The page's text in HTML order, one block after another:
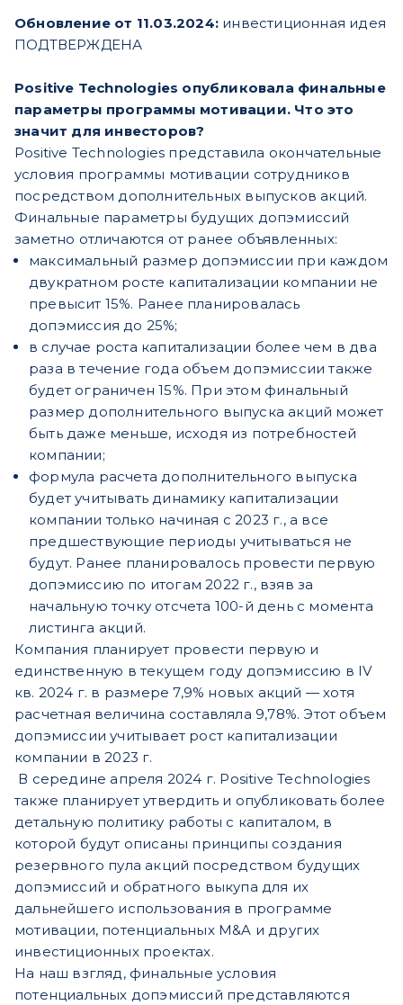
Обновление от 11.03.2024: инвестиционная идея
ПОДТВЕРЖДЕНА
Positive Technologies опубликовала финальные
параметры программы мотивации. Что это
значит для инвесторов?
Positive Technologies представила окончательные
условия программы мотивации сотрудников
посредством дополнительных выпусков акций.
Финальные параметры будущих допэмиссий
заметно отличаются от ранее объявленных:
максимальный размер допэмиссии при каждом
двукратном росте капитализации компании не
превысит 15%. Ранее планировалась
допэмиссия до 25%;
в случае роста капитализации более чем в два
раза в течение года объем допэмиссии также
будет ограничен 15%. При этом финальный
размер дополнительного выпуска акций может
быть даже меньше, исходя из потребностей
компании;
формула расчета дополнительного выпуска
будет учитывать динамику капитализации
компании только начиная с 2023 г., а все
предшествующие периоды учитываться не
будут. Ранее планировалось провести первую
допэмиссию по итогам 2022 г., взяв за
начальную точку отсчета 100-й день с момента
листинга акций.
Компания планирует провести первую и
единственную в текущем году допэмиссию в IV
кв. 2024 г. в размере 7,9% новых акций — хотя
расчетная величина составляла 9,78%. Этот объем
допэмиссии учитывает рост капитализации
компании в 2023 г.
В середине апреля 2024 г. Positive Technologies
также планирует утвердить и опубликовать более
детальную политику работы с капиталом, в
которой будут описаны принципы создания
резервного пула акций посредством будущих
допэмиссий и обратного выкупа для их
дальнейшего использования в программе
мотивации, потенциальных M&A и других
инвестиционных проектах.
На наш взгляд, финальные условия
потенциальных допэмиссий представляются